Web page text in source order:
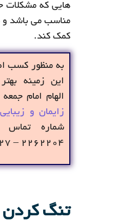
هایی که مشکلات
مناسب می باشد و
کمک کند.
به منظور کسب
این زمینه
الهام امام جمعه
زایمان و زیبایی
۲۲۶۲۲۰۴ – ۳۳۳۰۳۷۲۷
تنگ کردن